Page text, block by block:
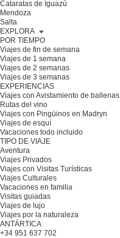
Cataratas de Iguazú
Mendoza
Salta
EXPLORA
POR TIEMPO
Viajes de fin de semana
Viajes de 1 semana
Viajes de 2 semanas
Viajes de 3 semanas
EXPERIENCIAS
Viajes con Avistamiento de ballenas
Rutas del vino
Viajes con Pingüinos en Madryn
Viajes de esquí
Vacaciones todo incluido
TIPO DE VIAJE
Aventura
Viajes Privados
Viajes con Visitas Turísticas
Viajes Culturales
Vacaciones en familia
Visitas guiadas
Viajes de lujo
Viajes por la naturaleza
ANTÁRTICA
+34 951 637 702